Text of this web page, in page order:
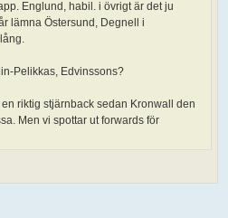
Englund, habil. i övrigt är det ju
lämna Östersund, Degnell i
Pelikkas, Edvinssons?
riktig stjärnback sedan Kronwall den
Men vi spottar ut forwards för